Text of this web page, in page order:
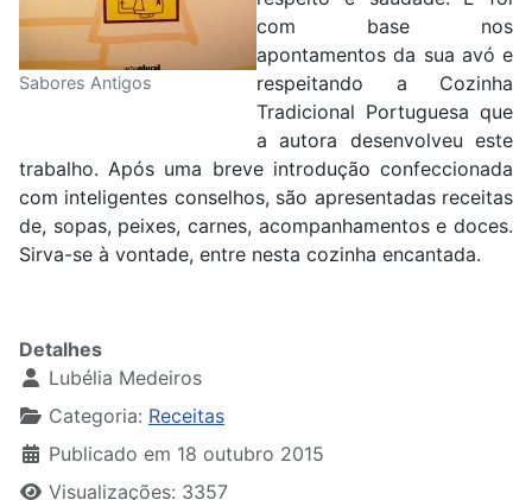
Sabores Antigos
com base nos
apontamentos da sua avó e
respeitando a Cozinha
Tradicional Portuguesa que
a autora desenvolveu este
trabalho. Após uma breve introdução confeccionada
com inteligentes conselhos, são apresentadas receitas
de, sopas, peixes, carnes, acompanhamentos e doces.
Sirva-se à vontade, entre nesta cozinha encantada.
Detalhes
Lubélia Medeiros
Categoria: Receitas
Publicado em 18 outubro 2015
Visualizações: 3357